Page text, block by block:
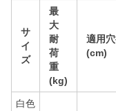
サ
イ
ズ
最
大
耐
荷
重
(kg)
適用
(cm)
白色